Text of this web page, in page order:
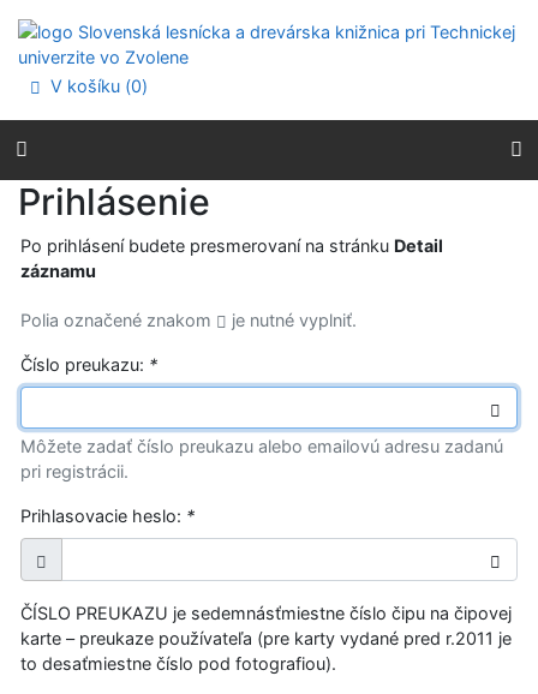
Prejsť na menu
Prehlásenie o webovej prístupnosti
V košíku (0)
Prihlásenie
Po prihlásení budete presmerovaní na stránku Detail
záznamu
Polia označené znakom je nutné vyplniť.
Číslo preukazu: *
Môžete zadať číslo preukazu alebo emailovú adresu zadanú
pri registrácii.
Prihlasovacie heslo: *
ČÍSLO PREUKAZU je sedemnásťmiestne číslo čipu na čipovej
karte – preukaze používateľa (pre karty vydané pred r.2011 je
to desaťmiestne číslo pod fotografiou).